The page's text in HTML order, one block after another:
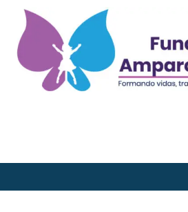
content